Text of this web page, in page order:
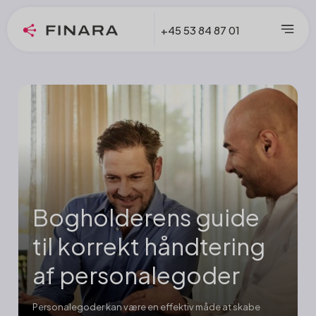
+45 53 84 87 01
Bogholderens guide
til korrekt håndtering
af personalegoder
Personalegoder kan være en effektiv måde at skabe